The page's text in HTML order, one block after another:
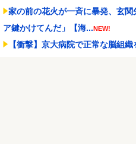
家の前の花火が一斉に暴発、玄
ア鍵かけてんだ」【海...NEW!
【衝撃】京大病院で正常な脳組